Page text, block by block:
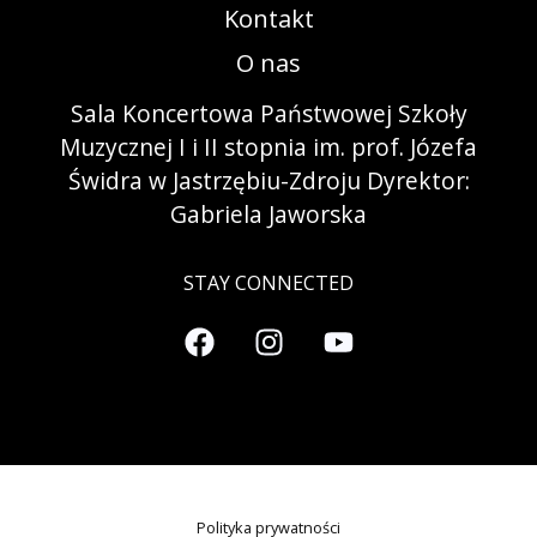
Kontakt
O nas
Sala Koncertowa Państwowej Szkoły
Muzycznej I i II stopnia im. prof. Józefa
Świdra w Jastrzębiu-Zdroju Dyrektor:
Gabriela Jaworska
STAY CONNECTED
Polityka prywatności